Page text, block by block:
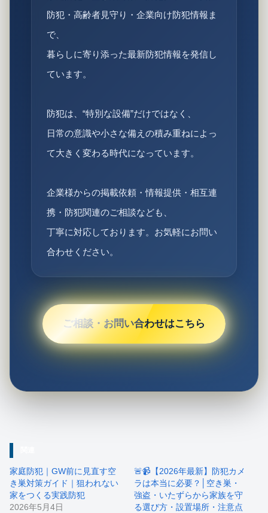
防犯・高齢者見守り・企業向け防犯情報ま
で、
暮らしに寄り添った最新防犯情報を発信し
ています。
防犯は、“特別な設備”だけではなく、
日常の意識や小さな備えの積み重ねによっ
て大きく変わる時代になっています。
企業様からの掲載依頼・情報提供・相互連
携・防犯関連のご相談なども、
丁寧に対応しております。お気軽にお問い
合わせください。
ご相談・お問い合わせはこちら
家庭防犯｜GW前に見直す空
き巣対策ガイド｜狙われない
家をつくる実践防犯
2026年5月4日
🚨📹【2026年最新】防犯カメ
ラは本当に必要？│空き巣・
強盗・いたずらから家族を守
る選び方・設置場所・注意点